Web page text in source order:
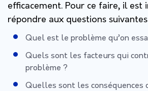
efficacement. Pour ce faire, il est
répondre aux questions
Quel est le problème qu’on
Quels sont les facteurs qui
problème ?
Quelles sont les conséquences